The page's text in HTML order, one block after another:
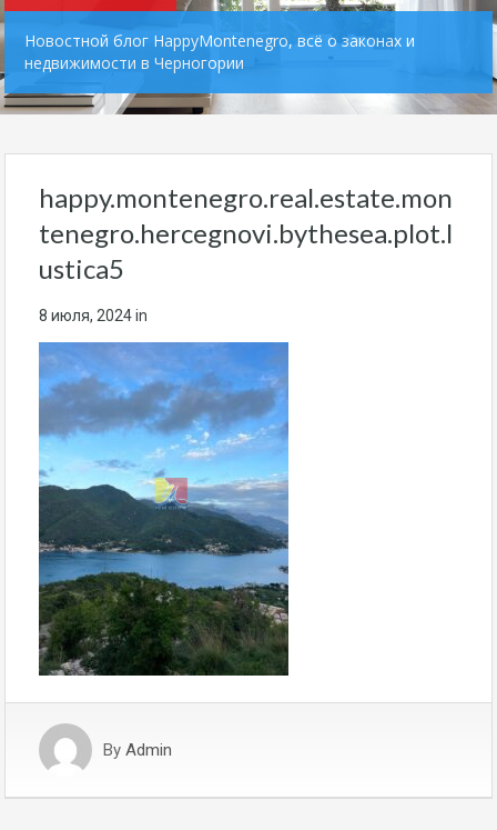
Новостной блог HappyMontenegro, всё о законах и
недвижимости в Черногории
happy.montenegro.real.estate.mon
tenegro.hercegnovi.bythesea.plot.l
ustica5
8 июля, 2024in
By Admin